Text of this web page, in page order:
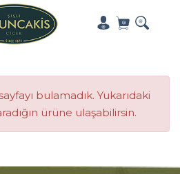
bulamadık. Yukarıdaki
ürüne ulaşabilirsin.